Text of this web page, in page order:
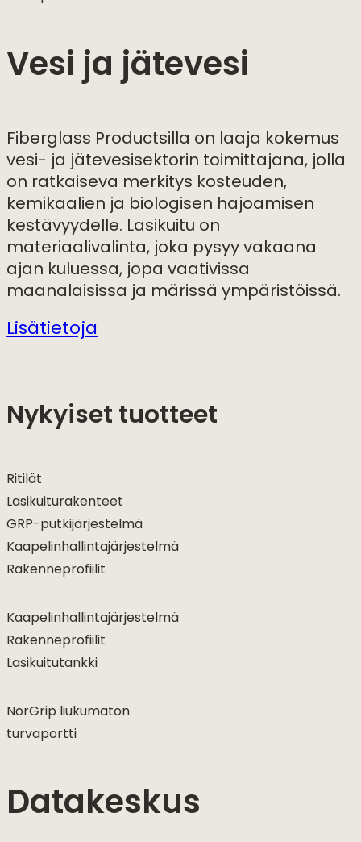
Vesi ja jätevesi
Fiberglass Productsilla on laaja kokemus
vesi- ja jätevesisektorin toimittajana, jolla
on ratkaiseva merkitys kosteuden,
kemikaalien ja biologisen hajoamisen
kestävyydelle. Lasikuitu on
materiaalivalinta, joka pysyy vakaana
ajan kuluessa, jopa vaativissa
maanalaisissa ja märissä ympäristöissä.
Lisätietoja
Nykyiset tuotteet
Ritilät
Lasikuiturakenteet
GRP-putkijärjestelmä
Kaapelinhallintajärjestelmä
Rakenneprofiilit
Kaapelinhallintajärjestelmä
Rakenneprofiilit
Lasikuitutankki
NorGrip liukumaton
turvaportti
Datakeskus